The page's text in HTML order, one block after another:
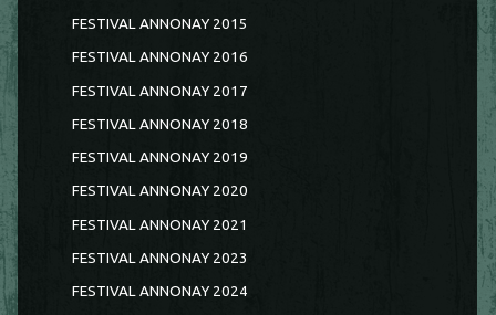
FESTIVAL ANNONAY 2015
FESTIVAL ANNONAY 2016
FESTIVAL ANNONAY 2017
FESTIVAL ANNONAY 2018
FESTIVAL ANNONAY 2019
FESTIVAL ANNONAY 2020
FESTIVAL ANNONAY 2021
FESTIVAL ANNONAY 2023
FESTIVAL ANNONAY 2024